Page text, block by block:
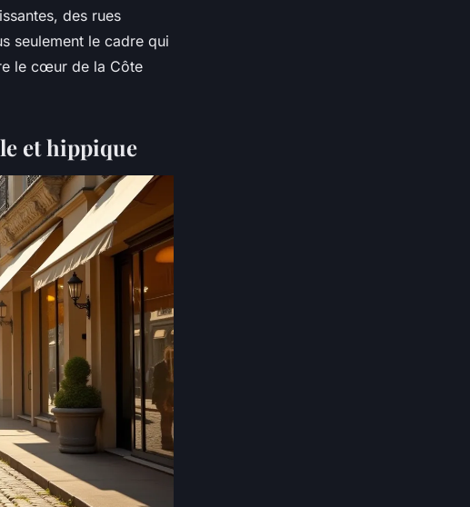
des rues
seulement le cadre qui
le cœur de la Côte
et hippique